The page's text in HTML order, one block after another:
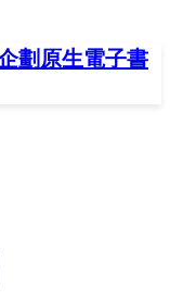
劃 原生電子書